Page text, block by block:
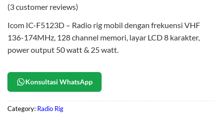
Rated5
out of 5
3
customer
ratings
(3customer reviews)
Icom IC-F5123D – Radio rig mobil dengan frekuensi VHF
136-174MHz, 128 channel memori, layar LCD 8 karakter,
power output 50 watt & 25 watt.
Konsultasi WhatsApp
Category: Radio Rig